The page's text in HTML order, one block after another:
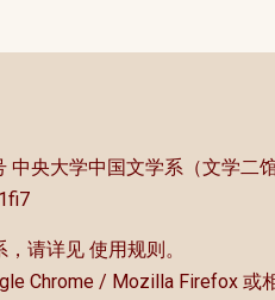
央大学中国文学系（文学二
，请详见 使用规则 。
Chrome / Mozilla Firefox 或